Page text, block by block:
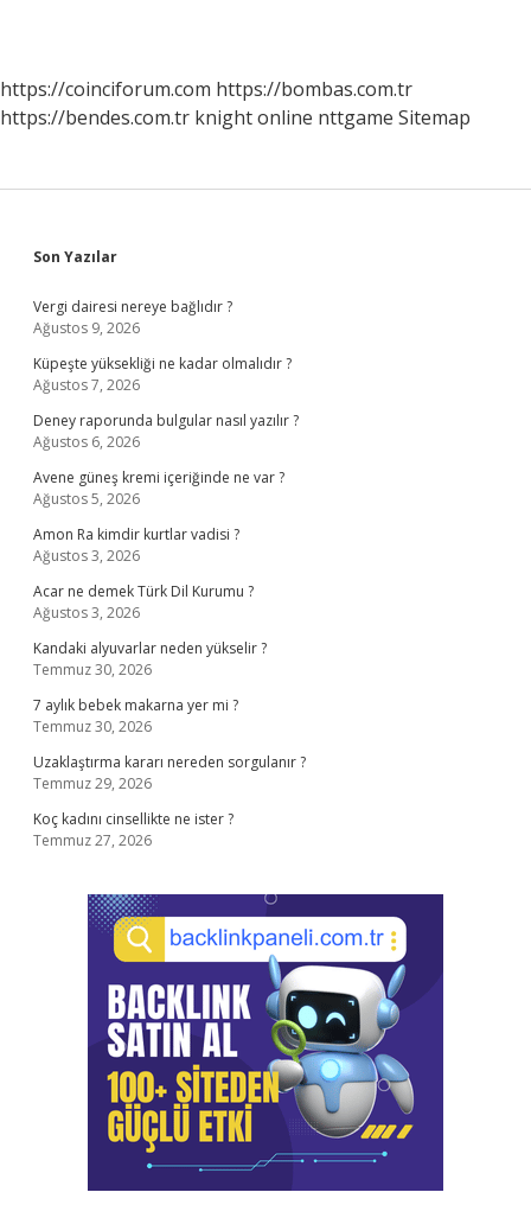
https://coinciforum.com https://bombas.com.tr
https://bendes.com.tr knight online nttgame Sitemap
Sidebar
Son Yazılar
Vergi dairesi nereye bağlıdır ?
Ağustos 9, 2026
Küpeşte yüksekliği ne kadar olmalıdır ?
Ağustos 7, 2026
Deney raporunda bulgular nasıl yazılır ?
Ağustos 6, 2026
Avene güneş kremi içeriğinde ne var ?
Ağustos 5, 2026
Amon Ra kimdir kurtlar vadisi ?
Ağustos 3, 2026
Acar ne demek Türk Dil Kurumu ?
Ağustos 3, 2026
Kandaki alyuvarlar neden yükselir ?
Temmuz 30, 2026
7 aylık bebek makarna yer mi ?
Temmuz 30, 2026
Uzaklaştırma kararı nereden sorgulanır ?
Temmuz 29, 2026
Koç kadını cinsellikte ne ister ?
Temmuz 27, 2026